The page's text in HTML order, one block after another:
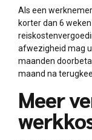
Als een
korter dan 6
afwezigheid mag
maanden
maand na
Meer